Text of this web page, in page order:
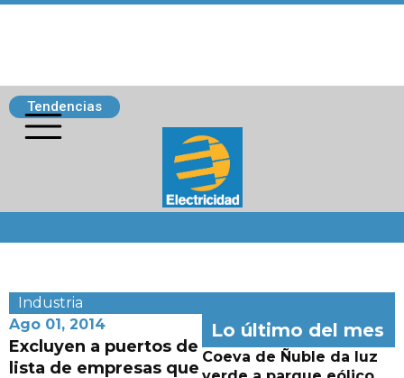
Tendencias
Industria
Ago 01, 2014
Excluyen a puertos de
lista de empresas que
Lo último del mes
Coeva de Ñuble da luz